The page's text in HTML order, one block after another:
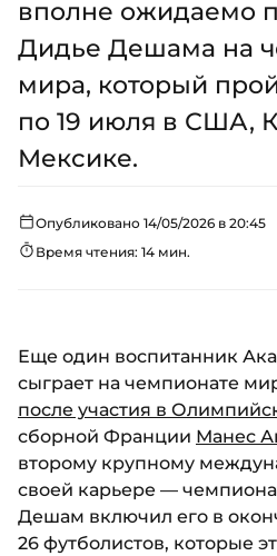
вполне ожидаемо
Дидье Дешама на
мира, который
по 19 июля в США,
Мексике.
Опубликовано 14/05/2026 в 20:45
Время чтения: 14 мин.
Еще один воспитанник
сыграет на чемпионате
после участия в
сборной Франции Манес
второму крупному
своей карьере —
Дешам включил его в
26 футболистов, которые